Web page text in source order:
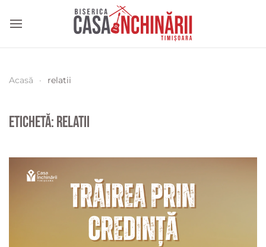
Acasă relatii
Etichetă:relatii